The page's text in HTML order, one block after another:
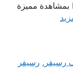
مميزة
رسيفر ,رسيفر